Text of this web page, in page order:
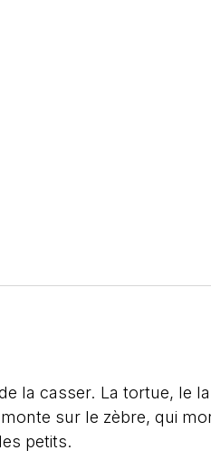
la casser. La tortue, le
sur le zèbre, qui
petits.